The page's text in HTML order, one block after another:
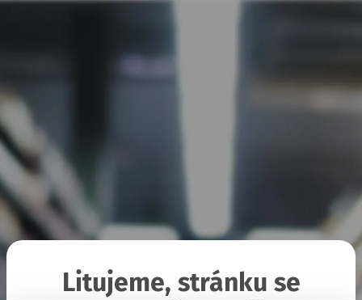
Litujeme, stránku se